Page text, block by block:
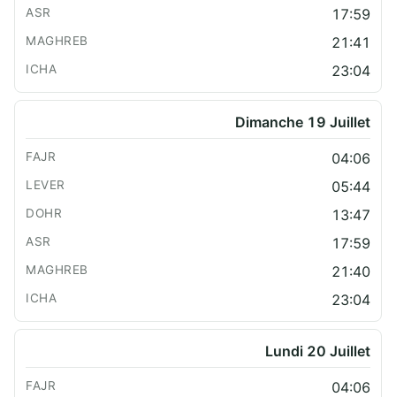
17:59
21:41
23:04
Dimanche 19 Juillet
04:06
05:44
13:47
17:59
21:40
23:04
Lundi 20 Juillet
04:06